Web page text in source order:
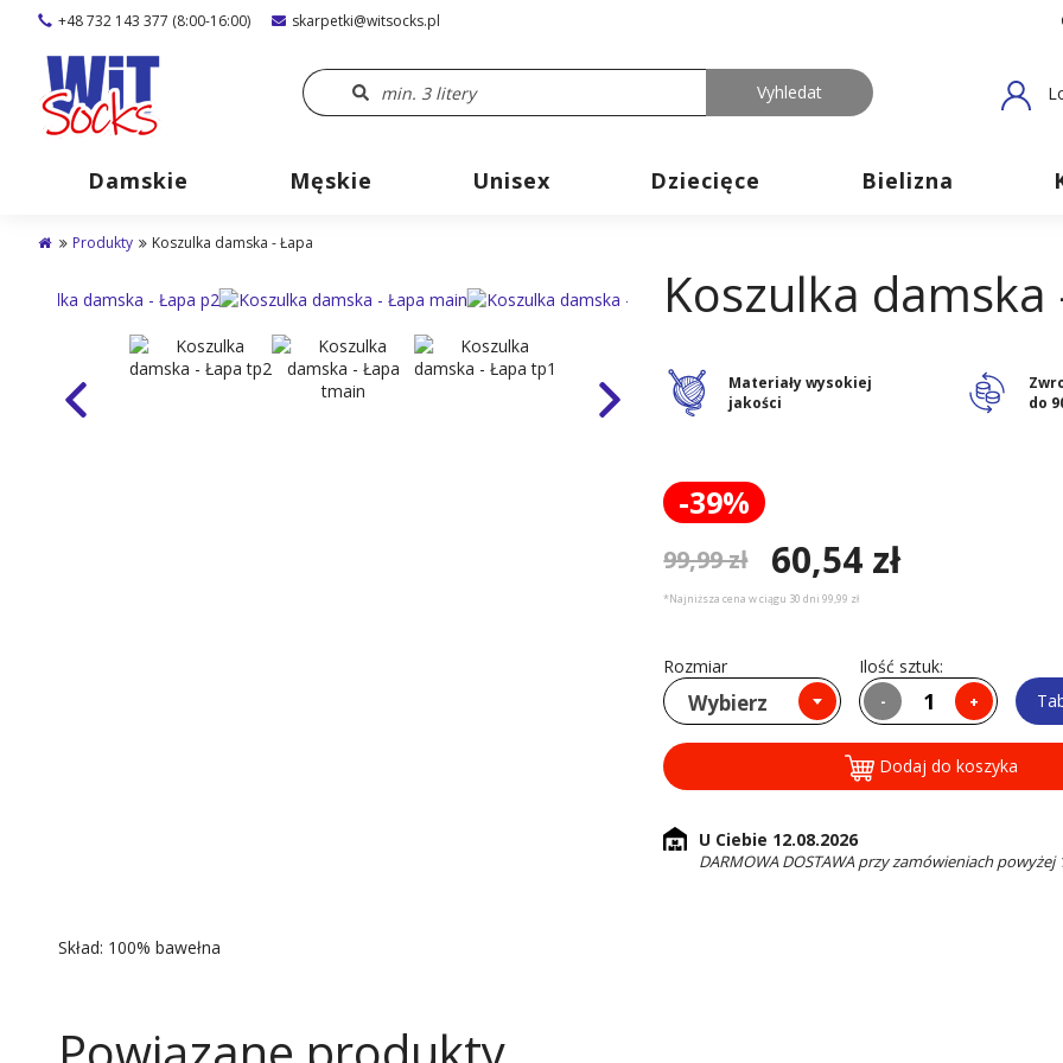
+48 732 143 377 (8:00-16:00) skarpetki@witsocks.pl
Damskie Męskie Unisex Dziecięce Bielizna
Produkty Koszulka damska - Łapa
Koszulka damska
Materiały wysokiej
jakości
do
-39%
99,99 zł 60,54 zł
*Najniższa cena w ciągu 30 dni 99,99 zł
Rozmiar
Wybierz
Ilość sztuk:
- +
Dodaj do koszyka
U Ciebie 12.08.2026
DARMOWA DOSTAWA przy zamówieniach powyżej
Skład: 100% bawełna